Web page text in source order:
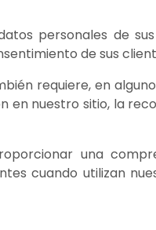
personales de
de sus
requiere, en
en nuestro sitio, la
una
cuando utilizan